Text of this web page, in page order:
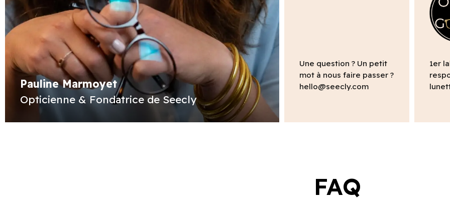
Pauline Marmoyet
Opticienne & Fondatrice de Seecly
Une question ? Un petit
mot à nous faire passer ?
hello@seecly.com
1er
FAQ